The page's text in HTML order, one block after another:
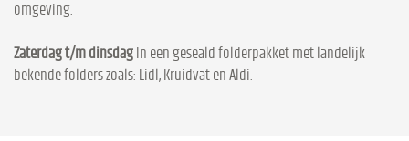
omgeving.
Zaterdag t/m dinsdag In een geseald folderpakket met landelijk
bekende folders zoals: Lidl, Kruidvat en Aldi.